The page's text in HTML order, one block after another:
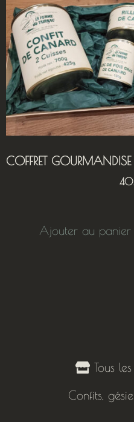
COFFRET GOURMANDISE
Ajouter au panier
Tous
Confits,